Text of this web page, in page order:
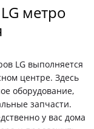
метро
LG выполняется
центре. Здесь
оборудование,
запчасти.
у вас дома